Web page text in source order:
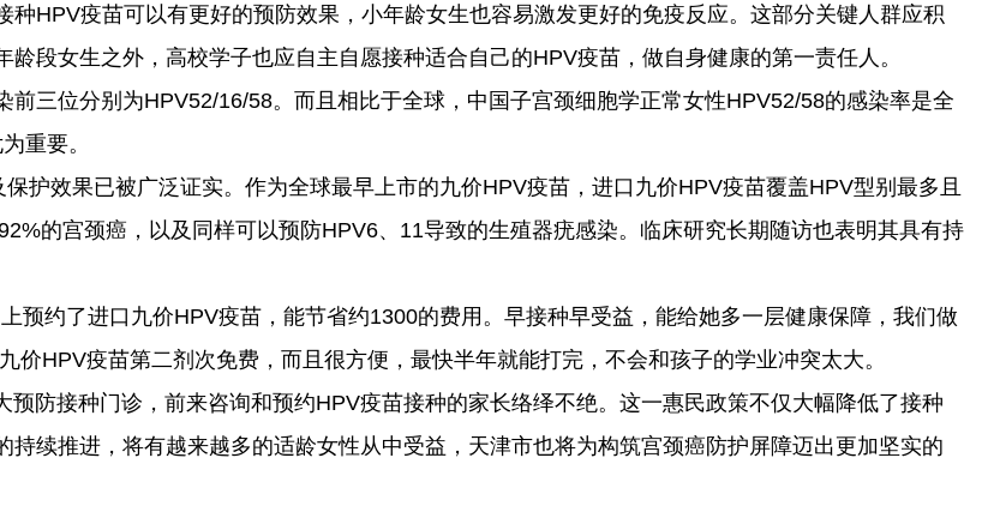
HPV疫苗可以有更好的预防效果，小年龄女生也容易激发更好的免疫反应。这部分关键人群应积
段女生之外，高校学子也应自主自愿接种适合自己的HPV疫苗，做自身健康的第一责任人。
三位分别为HPV52/16/58。而且相比于全球，中国子宫颈细胞学正常女性HPV52/58的感染率是全
重要。
护效果已被广泛证实。作为全球最早上市的九价HPV疫苗，进口九价HPV疫苗覆盖HPV型别最多且
的宫颈癌，以及同样可以预防HPV6、11导致的生殖器疣感染。临床研究长期随访也表明其具有持
预约了进口九价HPV疫苗，能节省约1300的费用。早接种早受益，能给她多一层健康保障，我们做
HPV疫苗第二剂次免费，而且很方便，最快半年就能打完，不会和孩子的学业冲突太大。
防接种门诊，前来咨询和预约HPV疫苗接种的家长络绎不绝。这一惠民政策不仅大幅降低了接种
续推进，将有越来越多的适龄女性从中受益，天津市也将为构筑宫颈癌防护屏障迈出更加坚实的